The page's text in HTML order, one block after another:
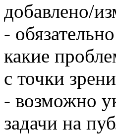
добавлено/
-
какие
с точки
- возможно
задачи на